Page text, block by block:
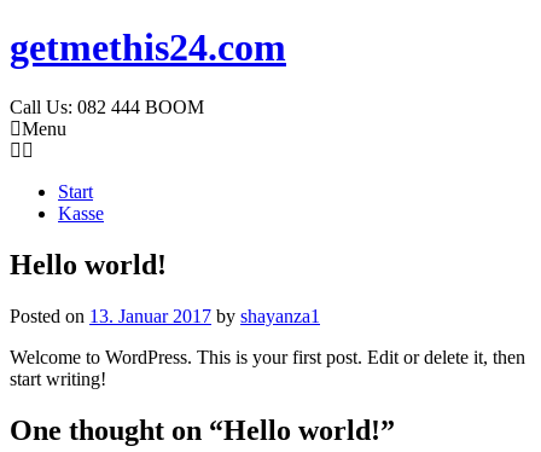
getmethis24.com
Call Us: 082 444 BOOM
Menu
Start
Kasse
Hello world!
Posted on 13. Januar 2017 by shayanza1
Welcome to WordPress. This is your first post. Edit or delete it, then
start writing!
One thought on “Hello world!”